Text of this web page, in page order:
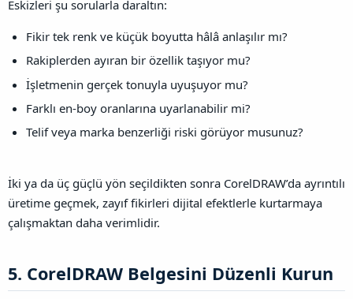
Eskizleri şu sorularla daraltın:
Fikir tek renk ve küçük boyutta hâlâ anlaşılır mı?
Rakiplerden ayıran bir özellik taşıyor mu?
İşletmenin gerçek tonuyla uyuşuyor mu?
Farklı en-boy oranlarına uyarlanabilir mi?
Telif veya marka benzerliği riski görüyor musunuz?
İki ya da üç güçlü yön seçildikten sonra CorelDRAW’da ayrıntılı
üretime geçmek, zayıf fikirleri dijital efektlerle kurtarmaya
çalışmaktan daha verimlidir.
5. CorelDRAW Belgesini Düzenli Kurun​